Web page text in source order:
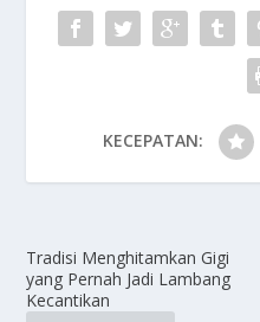
KECEPATAN:
Tradisi Menghitamkan Gigi
yang Pernah Jadi Lambang
Kecantikan